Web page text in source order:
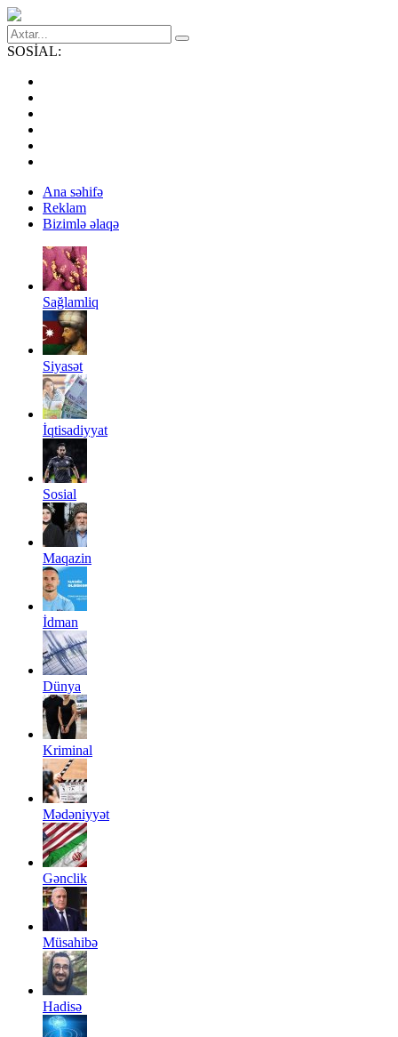
SOSİAL:
Ana səhifə
Reklam
Bizimlə əlaqə
Sağlamliq
Siyasət
İqtisadiyyat
Sosial
Maqazin
İdman
Dünya
Kriminal
Mədəniyyət
Gənclik
Müsahibə
Hadisə